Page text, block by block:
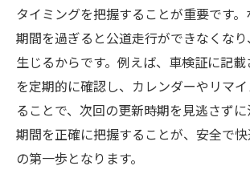
タイミングを把握することが重要です
期間を過ぎると公道走行ができなくな
生じるからです。例えば、車検証に記
を定期的に確認し、カレンダーやリマ
ることで、次回の更新時期を見逃さず
期間を正確に把握することが、安全で
の第一歩となります。